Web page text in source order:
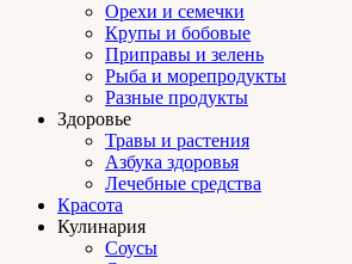
Орехи и семечки
Крупы и бобовые
Приправы и зелень
Рыба и морепродукты
Разные продукты
Здоровье
Травы и растения
Азбука здоровья
Лечебные средства
Красота
Кулинария
Соусы